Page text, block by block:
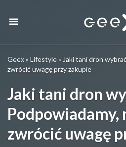
Geex» Lifestyle» Jaki tani dron
zwrócić uwagę przy zakupie
Jaki tani dron
Podpowiadamy,
zwrócić uwagę